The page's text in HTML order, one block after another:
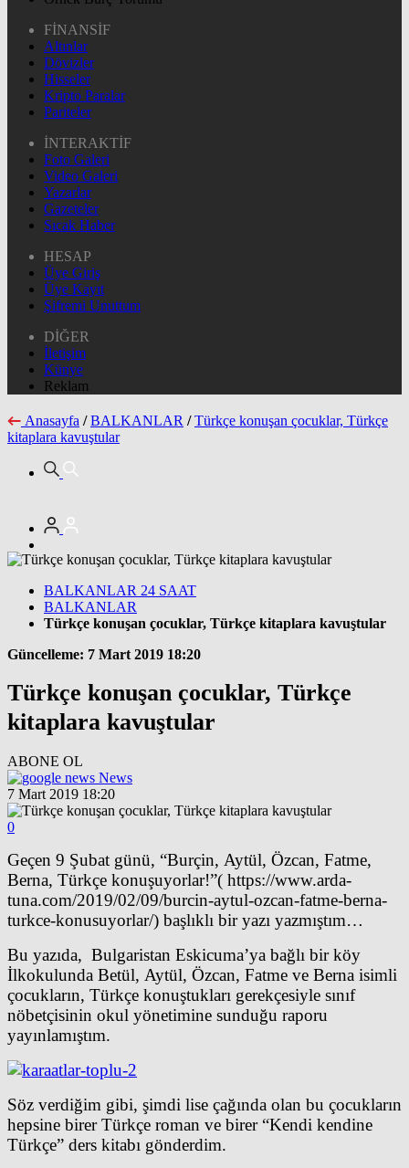
FİNANSİF
Altınlar
Dövizler
Hisseler
Kripto Paralar
Pariteler
İNTERAKTİF
Foto Galeri
Video Galeri
Yazarlar
Gazeteler
Sıcak Haber
HESAP
Üye Giriş
Üye Kayıt
Şifremi Unuttum
DİĞER
İletişim
Künye
Reklam
Anasayfa / BALKANLAR / Türkçe konuşan çocuklar, Türkçe
kitaplara kavuştular
BALKANLAR 24 SAAT
BALKANLAR
Türkçe konuşan çocuklar, Türkçe kitaplara kavuştular
Güncelleme: 7 Mart 2019 18:20
Türkçe konuşan çocuklar, Türkçe
kitaplara kavuştular
ABONE OL
News
7 Mart 2019 18:20
0
Geçen 9 Şubat günü, “Burçin, Aytül, Özcan, Fatme,
Berna, Türkçe konuşuyorlar!”( https://www.arda-
tuna.com/2019/02/09/burcin-aytul-ozcan-fatme-berna-
turkce-konusuyorlar/) başlıklı bir yazı yazmıştım…
Bu yazıda, Bulgaristan Eskicuma’ya bağlı bir köy
İlkokulunda Betül, Aytül, Özcan, Fatme ve Berna isimli
çocukların, Türkçe konuştukları gerekçesiyle sınıf
nöbetçisinin okul yönetimine sunduğu raporu
yayınlamıştım.
Söz verdiğim gibi, şimdi lise çağında olan bu çocukların
hepsine birer Türkçe roman ve birer “Kendi kendine
Türkçe” ders kitabı gönderdim.